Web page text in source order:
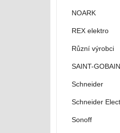
NOARK
REX elektro
Různí výrobci
SAINT-GOBAIN
Schneider
Schneider
Sonoff